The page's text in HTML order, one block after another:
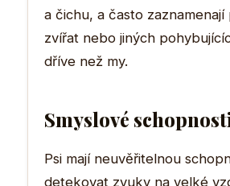
a čichu, a často
zvířat nebo jiných
dříve než my.
Smyslové
Psi mají neuvěřitelnou
detekovat zvuky na velké